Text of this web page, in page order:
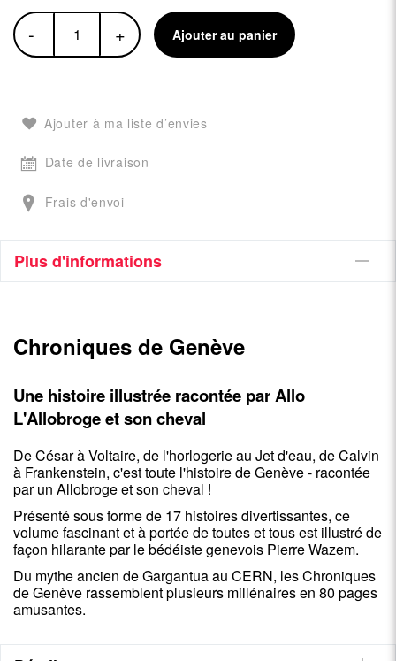
- + Ajouter au panier
Ajouter à ma liste d’envies
Date de livraison
Frais d'envoi
Plus d'informations
Chroniques de Genève
Une histoire illustrée racontée par Allo
L'Allobroge et son cheval
De César à Voltaire, de l'horlogerie au Jet d'eau, de Calvin
à Frankenstein, c'est toute l'histoire de Genève - racontée
par un Allobroge et son cheval !
Présenté sous forme de 17 histoires divertissantes, ce
volume fascinant et à portée de toutes et tous est illustré de
façon hilarante par le bédéiste genevois Pierre Wazem.
Du mythe ancien de Gargantua au CERN, les Chroniques
de Genève rassemblent plusieurs millénaires en 80 pages
amusantes.